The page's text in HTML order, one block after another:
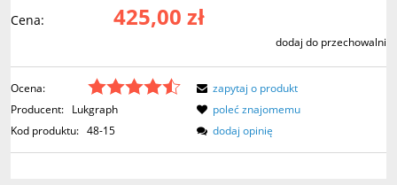
Cena: 425,00 zł
dodaj do przechowalni
Ocena:
Producent: Lukgraph
Kod produktu: 48-15
zapytaj o produkt
poleć znajomemu
dodaj opinię